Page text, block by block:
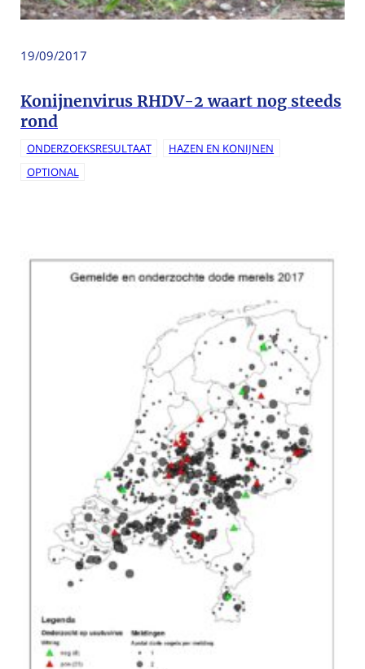
19/09/2017
Konijnenvirus RHDV-2 waart nog steeds
rond
ONDERZOEKSRESULTAAT
HAZEN EN KONIJNEN
OPTIONAL